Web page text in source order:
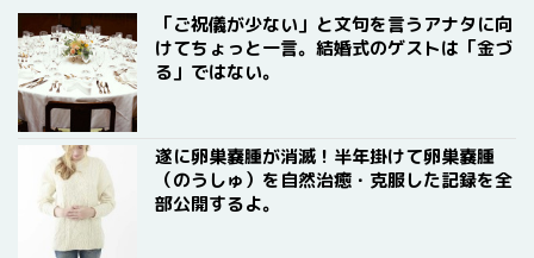
「ご祝儀が少ない」と文句を言うアナタに向
けてちょっと一言。結婚式のゲストは「金づ
る」ではない。
遂に卵巣嚢腫が消滅！半年掛けて卵巣嚢腫
（のうしゅ）を自然治癒・克服した記録を全
部公開するよ。